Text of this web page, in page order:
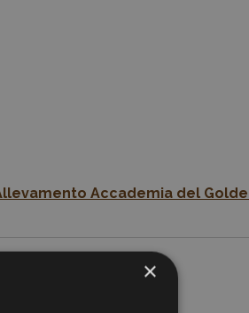
Accademia del
×